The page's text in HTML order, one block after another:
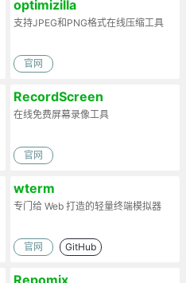
optimizilla
支持JPEG和PNG格式在线压缩工具
官网
RecordScreen
在线免费屏幕录像工具
官网
wterm
专门给 Web 打造的轻量终端模拟器
官网 GitHub